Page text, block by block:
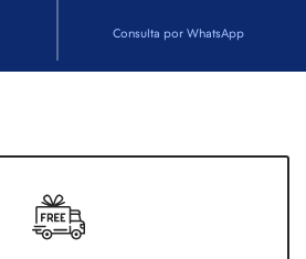
Consulta por WhatsApp